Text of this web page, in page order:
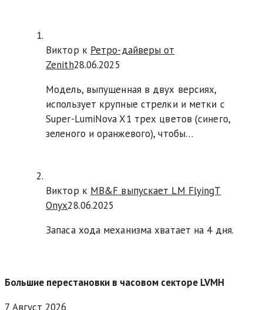
Виктор к Ретро-дайверы от
Zenith28.06.2025
Модель, выпущенная в двух версиях,
использует крупные стрелки и метки с
Super-LumiNova X1 трех цветов (синего,
зеленого и оранжевого), чтобы…
Виктор к MB&F выпускает LM FlyingT
Onyx28.06.2025
Запаса хода механизма хватает на 4 дня.
Большие перестановки в часовом секторе LVMH
7 Август 2026